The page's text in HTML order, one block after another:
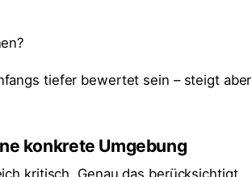
tiefer bewertet sein – steigt aber
konkrete Umgebung